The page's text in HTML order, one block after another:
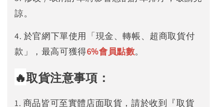
諒。
4. 於官網下單使用「現金、轉帳、超商取貨付
款」，最高可獲得6%會員點數。
🔥取貨注意事項：
1. 商品皆可至實體店面取貨，請於收到『取貨